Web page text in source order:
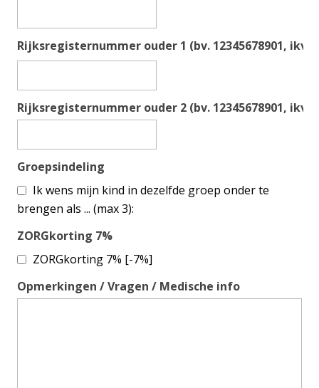
Rijksregisternummer ouder 1 (bv. 12345678901, ikv
Rijksregisternummer ouder 2 (bv. 12345678901, ikv
Groepsindeling
Ik wens mijn kind in dezelfde groep onder te
brengen als ... (max 3):
ZORGkorting 7%
ZORGkorting 7% [-7%]
Opmerkingen / Vragen / Medische info